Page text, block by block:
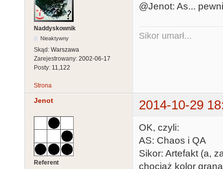
Naddyskownik
Nieaktywny
Skąd: Warszawa
Zarejestrowany: 2002-06-17
Posty: 11,122
@Jenot: As...
Sikor umarł...
Strona
Jenot 2014-10-29
Referent
OK, czyli:
AS: Chaos i QA
Sikor: Artefakt (a,
chociaż kolor